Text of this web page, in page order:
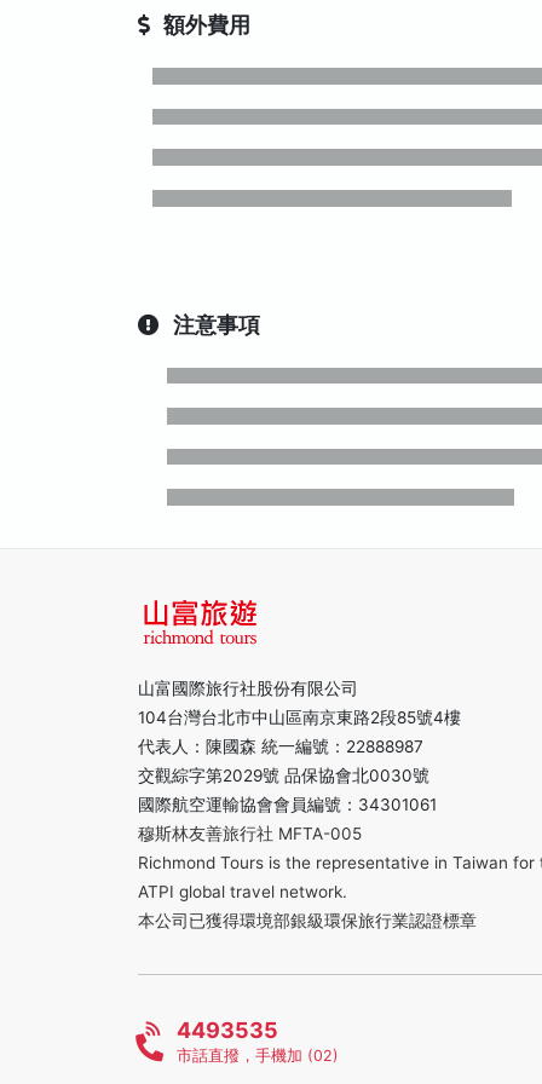
額外費用
注意事項
山富國際旅行社股份有限公司
104台灣台北市中山區南京東路2段85號4樓
代表人：陳國森 統一編號：22888987
交觀綜字第2029號 品保協會北0030號
國際航空運輸協會會員編號：34301061
穆斯林友善旅行社 MFTA-005
Richmond Tours is the representative in Taiwan for
ATPI global travel network.
本公司已獲得環境部銀級環保旅行業認證標章
4493535
市話直撥，手機加 (02)